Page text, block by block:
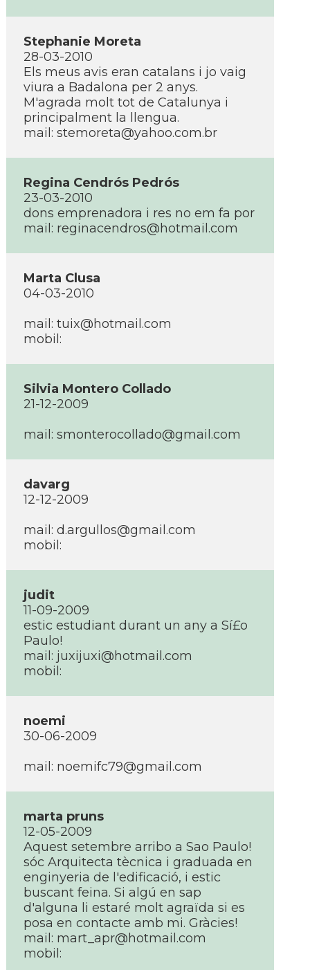
Stephanie Moreta
28-03-2010
Els meus avis eran catalans i jo vaig
viura a Badalona per 2 anys.
M'agrada molt tot de Catalunya i
principalment la llengua.
mail: stemoreta@yahoo.com.br
Regina Cendrós Pedrós
23-03-2010
dons emprenadora i res no em fa por
mail: reginacendros@hotmail.com
Marta Clusa
04-03-2010
mail: tuix@hotmail.com
mobil:
Silvia Montero Collado
21-12-2009
mail: smonterocollado@gmail.com
davarg
12-12-2009
mail: d.argullos@gmail.com
mobil:
judit
11-09-2009
estic estudiant durant un any a Sí£o
Paulo!
mail: juxijuxi@hotmail.com
mobil:
noemi
30-06-2009
mail: noemifc79@gmail.com
marta pruns
12-05-2009
Aquest setembre arribo a Sao Paulo!
sóc Arquitecta tècnica i graduada en
enginyeria de l'edificació, i estic
buscant feina. Si algú en sap
d'alguna li estaré molt agraïda si es
posa en contacte amb mi. Gràcies!
mail: mart_apr@hotmail.com
mobil: